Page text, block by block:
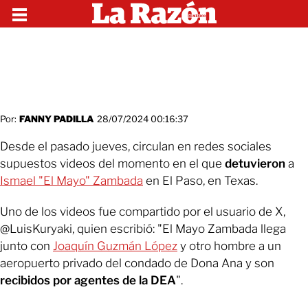
Por: FANNY PADILLA 28/07/2024 00:16:37
Desde el pasado jueves, circulan en redes sociales
supuestos videos del momento en el que detuvieron a
Ismael "El Mayo" Zambada en El Paso, en Texas.
Uno de los videos fue compartido por el usuario de X,
@LuisKuryaki, quien escribió: "El Mayo Zambada llega
junto con Joaquín Guzmán López y otro hombre a un
aeropuerto privado del condado de Dona Ana y son
recibidos por agentes de la DEA".